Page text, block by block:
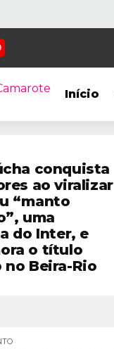
Início
conquista
ao viralizar
“manto
uma
do Inter, e
o título
no Beira-Rio